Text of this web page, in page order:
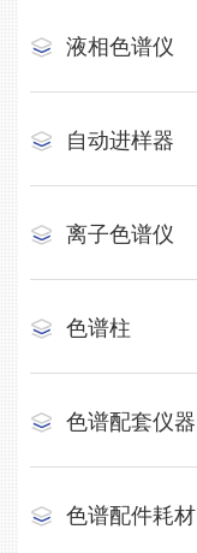
液相色谱仪
自动进样器
离子色谱仪
色谱柱
色谱配套仪器
色谱配件耗材